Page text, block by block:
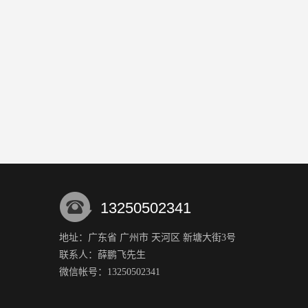
13250502341
地址：广东省 广州市 天河区 新塘大街3号
联系人：薛鹏飞先生
微信帐号：13250502341